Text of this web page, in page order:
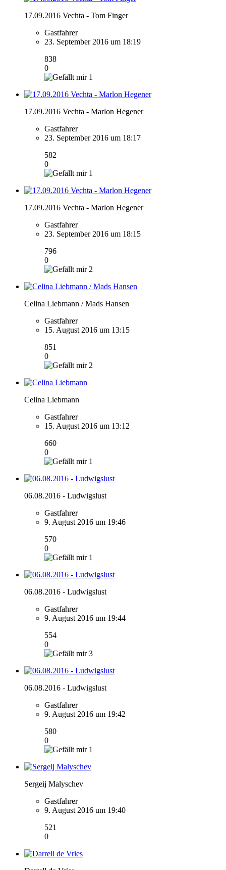
17.09.2016 Vechta - Tom Finger
Gastfahrer
23. September 2016 um 18:19
838
0
1
17.09.2016 Vechta - Marlon Hegener
Gastfahrer
23. September 2016 um 18:17
582
0
1
17.09.2016 Vechta - Marlon Hegener
Gastfahrer
23. September 2016 um 18:15
796
0
2
Celina Liebmann / Mads Hansen
Gastfahrer
15. August 2016 um 13:15
851
0
2
Celina Liebmann
Gastfahrer
15. August 2016 um 13:12
660
0
1
06.08.2016 - Ludwigslust
Gastfahrer
9. August 2016 um 19:46
570
0
1
06.08.2016 - Ludwigslust
Gastfahrer
9. August 2016 um 19:44
554
0
3
06.08.2016 - Ludwigslust
Gastfahrer
9. August 2016 um 19:42
580
0
1
Sergeij Malyschev
Gastfahrer
9. August 2016 um 19:40
521
0